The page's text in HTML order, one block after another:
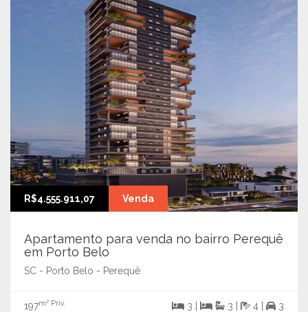
R$4.555.911,07 Venda
Apartamento para venda no bairro Perequê
em Porto Belo
SC - Porto Belo - Perequê
197m² Priv. 3 | 3 | 4 | 3